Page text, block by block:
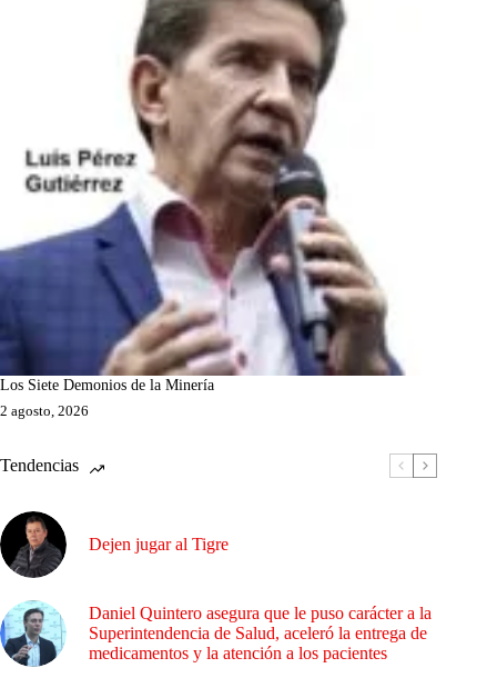
Los Siete Demonios de la Minería
2 agosto, 2026
Tendencias
Dejen jugar al Tigre
Daniel Quintero asegura que le puso carácter a la
Superintendencia de Salud, aceleró la entrega de
medicamentos y la atención a los pacientes